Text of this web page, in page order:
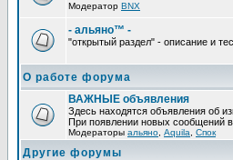
Модератор BNX
- альяно™ -
"открытый раздел" - описание и
О работе форума
ВАЖНЫЕ объявления
Здесь находятся объявления об
При появлении новых сообщений
Модераторы альяно Aquila Спок
Другие форумы